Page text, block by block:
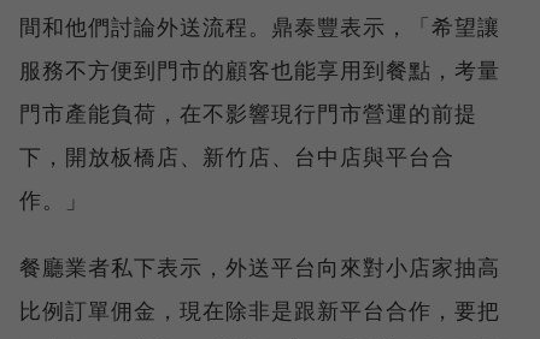
間和他們討論外送流程。鼎泰豐表示，「希望讓
服務不方便到門市的顧客也能享用到餐點，考量
門市產能負荷，在不影響現行門市營運的前提
下，開放板橋店、新竹店、台中店與平台合
作。」
餐廳業者私下表示，外送平台向來對小店家抽高
比例訂單佣金，現在除非是跟新平台合作，要把